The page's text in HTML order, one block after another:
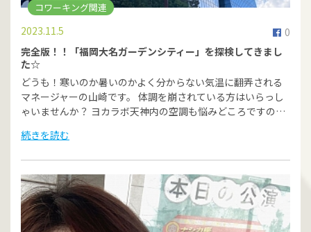
コワーキング関連
0
2023.11.5
完全版！！「福岡大名ガーデンシティー」を探検してきまし
た☆
どうも！寒いのか暑いのかよく分からない気温に翻弄される
マネージャーの山崎です。 体調を崩されている方はいらっし
ゃいませんか？ ヨカラボ天神内の空調も悩みどころですの…
続きを読む